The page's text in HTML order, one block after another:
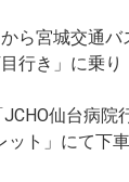
ら宮城交通
行き」に乗
仙台病院
ト」にて下